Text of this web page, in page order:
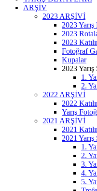
ARŞİV
2023 ARŞİVİ
2023 Yarış
2023
2023
Fotoğraf
Kupalar
2023 Yarış
1.
2.
2022 ARŞİVİ
2022
Yarış
2021 ARŞİVİ
2021
2021 Yarış
1.
2.
3.
4.
5.